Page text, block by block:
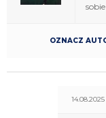
OZNACZ